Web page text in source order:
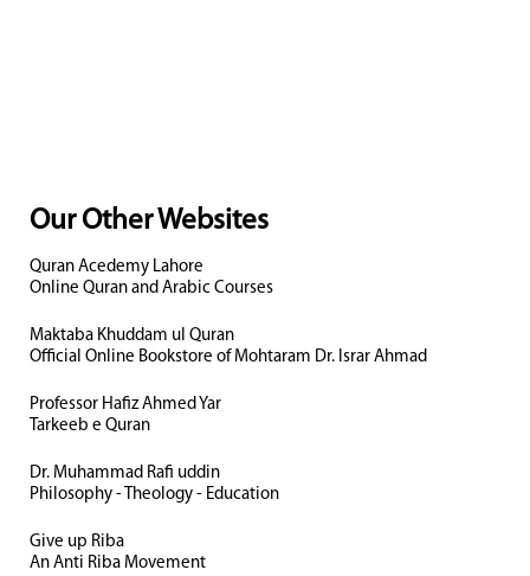
Our Other Websites
Quran Acedemy Lahore
Online Quran and Arabic Courses
Maktaba Khuddam ul Quran
Official Online Bookstore of Mohtaram Dr. Israr Ahmad
Professor Hafiz Ahmed Yar
Tarkeeb e Quran
Dr. Muhammad Rafi uddin
Philosophy - Theology - Education
Give up Riba
An Anti Riba Movement